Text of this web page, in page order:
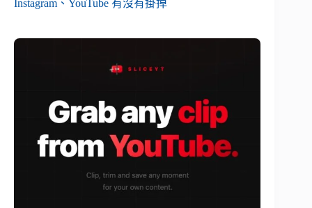
Instagram、YouTube 有沒有掛掉